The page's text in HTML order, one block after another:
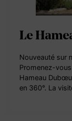
Le
Nouveauté sur
Promenez-
Hameau
en 360°. La